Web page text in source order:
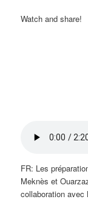
Watch and share!
FR: Les
Meknès et
collaboration avec